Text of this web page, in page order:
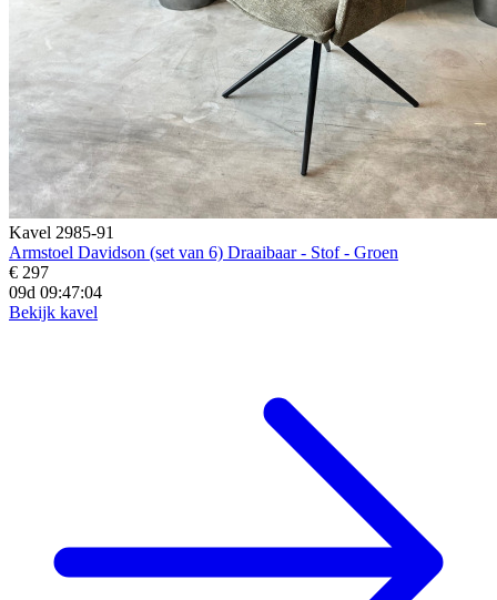
Kavel 2985-91
Armstoel Davidson (set van 6) Draaibaar - Stof - Groen
€ 297
09d 09:47:02
Bekijk kavel